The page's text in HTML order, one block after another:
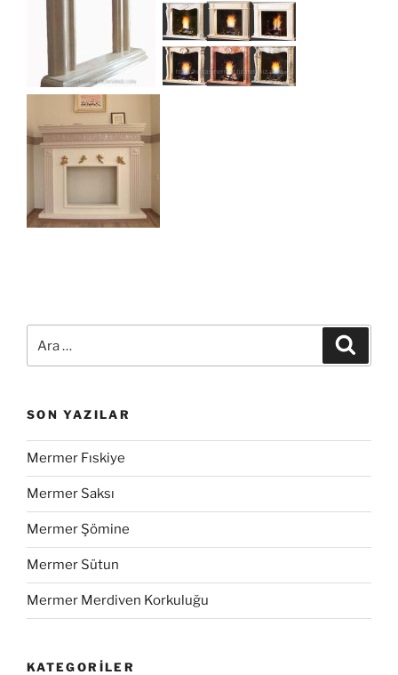
SON YAZILAR
Mermer Fıskiye
Mermer Saksı
Mermer Şömine
Mermer Sütun
Mermer Merdiven Korkuluğu
KATEGORILER